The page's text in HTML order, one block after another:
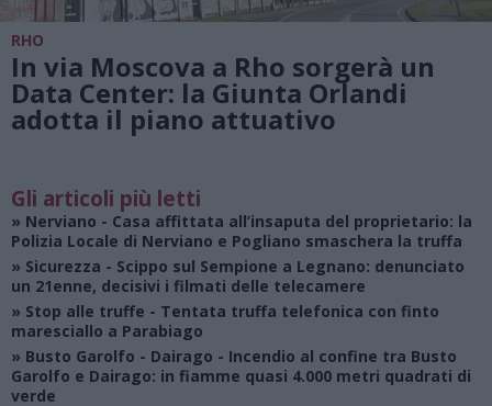
RHO
In via Moscova a Rho sorgerà un
Data Center: la Giunta Orlandi
adotta il piano attuativo
Gli articoli più letti
» Nerviano - Casa affittata all’insaputa del proprietario: la
Polizia Locale di Nerviano e Pogliano smaschera la truffa
» Sicurezza - Scippo sul Sempione a Legnano: denunciato
un 21enne, decisivi i filmati delle telecamere
» Stop alle truffe - Tentata truffa telefonica con finto
maresciallo a Parabiago
» Busto Garolfo - Dairago - Incendio al confine tra Busto
Garolfo e Dairago: in fiamme quasi 4.000 metri quadrati di
verde